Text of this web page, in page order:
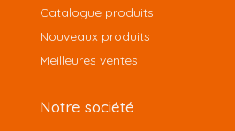
Catalogue produits
Nouveaux produits
Meilleures ventes
Notre société